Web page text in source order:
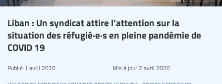
Liban : Un syndicat attire l’attention sur la
situation des réfugié·e·s en pleine pandémie de
COVID 19
Publié 1 avril 2020 Mis à jour2 avril 2020